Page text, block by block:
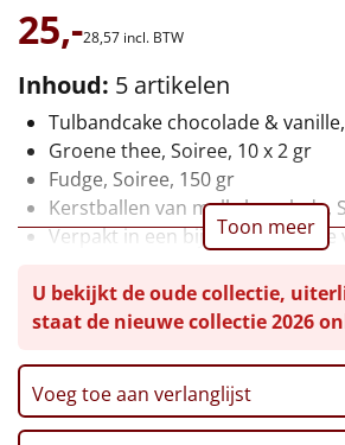
Goedkope
Uniek
Alle thema's
Artikel
Pizzarette
Tas
Wake up light
NIEUW
25,-28,57 incl. BTW
Inhoud: 5 artikelen
Tulbandcake chocolade &
Groene thee, Soiree, 10 x 2 gr
Fudge, Soiree, 150 gr
Kerstballen van melkchocolade,
Verpakt in een bijpassende,
Toon meer
U bekijkt de oude collectie,
staat de nieuwe collectie 2026
Voeg toe aan verlanglijst